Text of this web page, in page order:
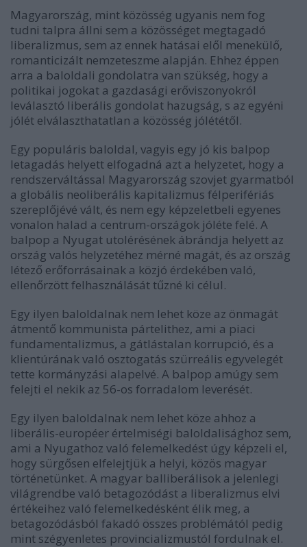
Magyarország, mint közösség ugyanis nem fog
tudni talpra állni sem a közösséget megtagadó
liberalizmus, sem az ennek hatásai elől menekülő,
romanticizált nemzeteszme alapján. Ehhez éppen
arra a baloldali gondolatra van szükség, hogy a
politikai jogokat a gazdasági erőviszonyokról
leválasztó liberális gondolat hazugság, s az egyéni
jólét elválaszthatatlan a közösség jólététől.
Egy populáris baloldal, vagyis egy jó kis balpop
letagadás helyett elfogadná azt a helyzetet, hogy a
rendszerváltással Magyarország szovjet gyarmatból
a globális neoliberális kapitalizmus félperifériás
szereplőjévé vált, és nem egy képzeletbeli egyenes
vonalon halad a centrum-országok jóléte felé. A
balpop a Nyugat utolérésének ábrándja helyett az
ország valós helyzetéhez mérné magát, és az ország
létező erőforrásainak a közjó érdekében való,
ellenőrzött felhasználását tűzné ki célul.
Egy ilyen baloldalnak nem lehet köze az önmagát
átmentő kommunista pártelithez, ami a piaci
fundamentalizmus, a gátlástalan korrupció, és a
klientúrának való osztogatás szürreális egyvelegét
tette kormányzási alapelvé. A balpop amúgy sem
felejti el nekik az 56-os forradalom leverését.
Egy ilyen baloldalnak nem lehet köze ahhoz a
liberális-européer értelmiségi baloldalisághoz sem,
ami a Nyugathoz való felemelkedést úgy képzeli el,
hogy sürgősen elfelejtjük a helyi, közös magyar
történetünket. A magyar balliberálisok a jelenlegi
világrendbe való betagozódást a liberalizmus elvi
értékeihez való felemelkedésként élik meg, a
betagozódásból fakadó összes problémától pedig
mint szégyenletes provincializmustól fordulnak el.